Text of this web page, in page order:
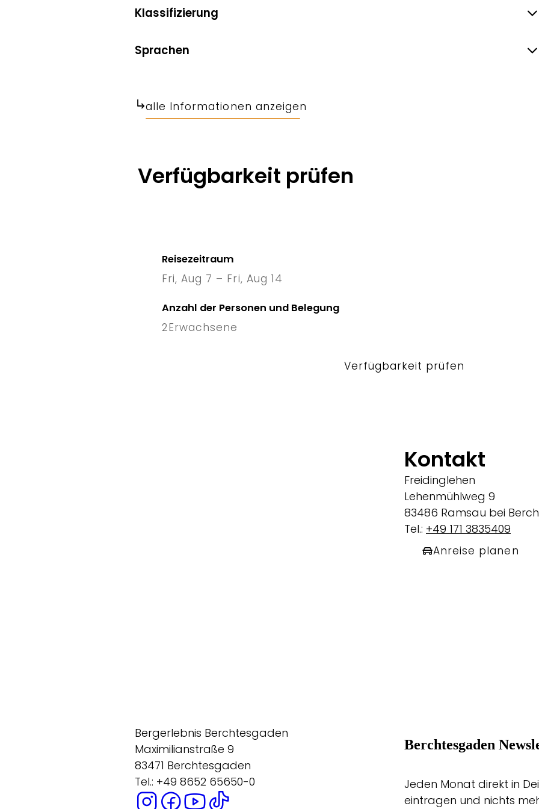
Klassifizierung
Sprachen
alle Informationen anzeigen
Verfügbarkeit prüfen
Reisezeitraum
Fri, Aug 7 – Fri, Aug 14
Anzahl der Personen und Belegung
2Erwachsene
Verfügbarkeit prüfen
Kontakt
Freidinglehen
Lehenmühlweg 9
83486 Ramsau bei
Tel.: +49 171 3835409
Anreise planen
Bergerlebnis Berchtesgaden
Maximilianstraße 9
83471 Berchtesgaden
Tel.: +49 8652 65650-0
Berchtesgaden
Jeden Monat direkt in
eintragen und nichts